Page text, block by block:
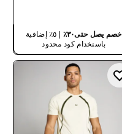
خصم يصل حتى٣٠٪
| ٥٪ إضافية
باستخدام كود محدود